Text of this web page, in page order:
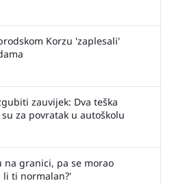
Korzu 'zaplesali'
zauvijek: Dva teška
za povratak u autoškolu
na granici, pa se morao
li ti normalan?'